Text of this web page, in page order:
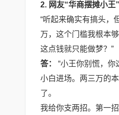
2. 网友“华商摆摊小王”
“听起来确实有搞头，
万，这个门槛我根本
这点钱就只能做梦？”
答：
“小王你别慌，
小白进场。两三万的
了。
我给你支两招。第一